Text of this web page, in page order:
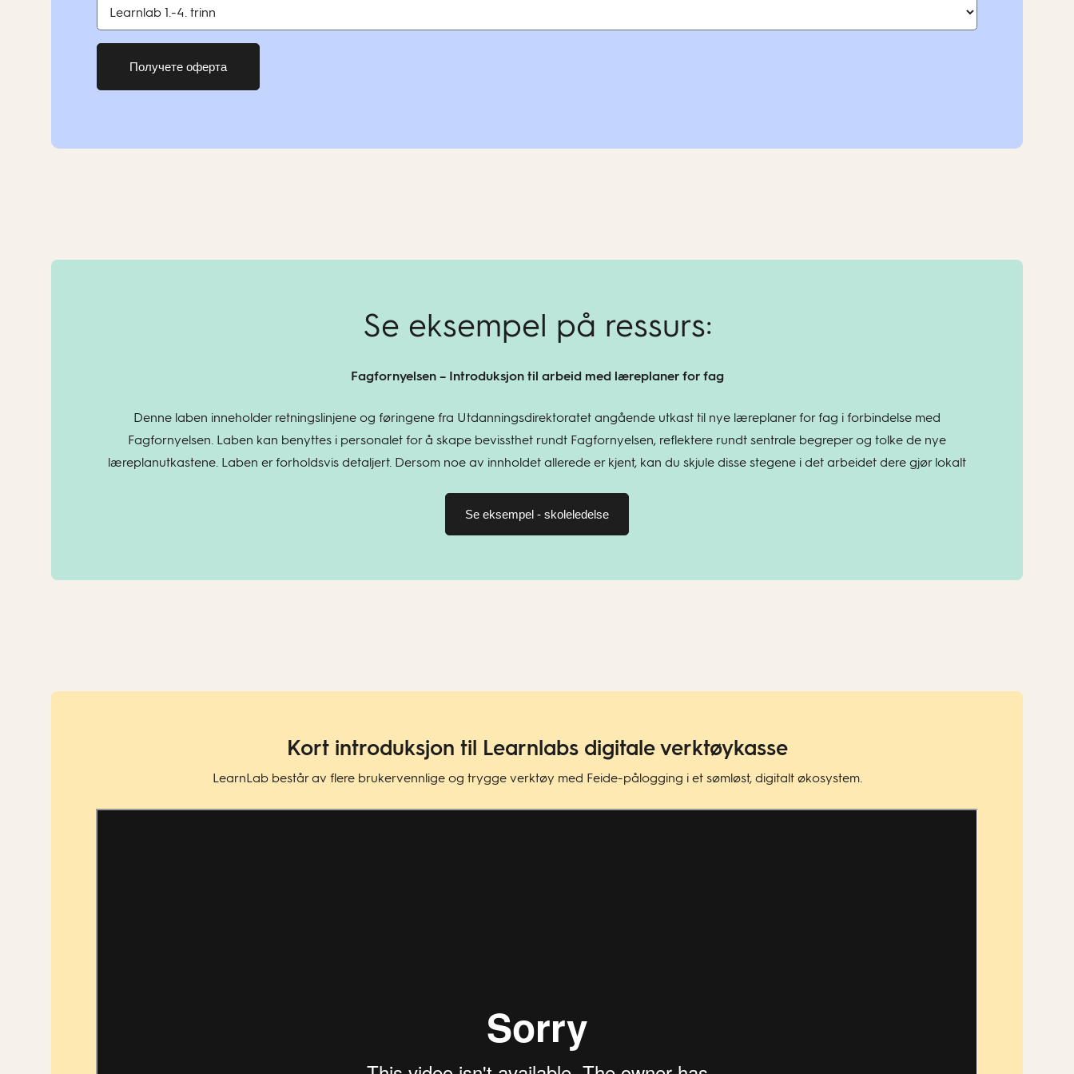
Получете оферта
Se eksempel på ressurs:
Fagfornyelsen – Introduksjon til arbeid med læreplaner for fag
Denne laben inneholder retningslinjene og føringene fra Utdanningsdirektoratet angående utkast til nye læreplaner for fag i forbindelse med
Fagfornyelsen. Laben kan benyttes i personalet for å skape bevissthet rundt Fagfornyelsen, reflektere rundt sentrale begreper og tolke de nye
læreplanutkastene. Laben er forholdsvis detaljert. Dersom noe av innholdet allerede er kjent, kan du skjule disse stegene i det arbeidet dere gjør lokalt
Se eksempel - skoleledelse
Kort introduksjon til Learnlabs digitale verktøykasse
LearnLab består av flere brukervennlige og trygge verktøy med Feide-pålogging i et sømløst, digitalt økosystem.